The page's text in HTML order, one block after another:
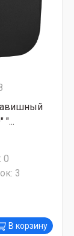
"...
0
3
В корзину